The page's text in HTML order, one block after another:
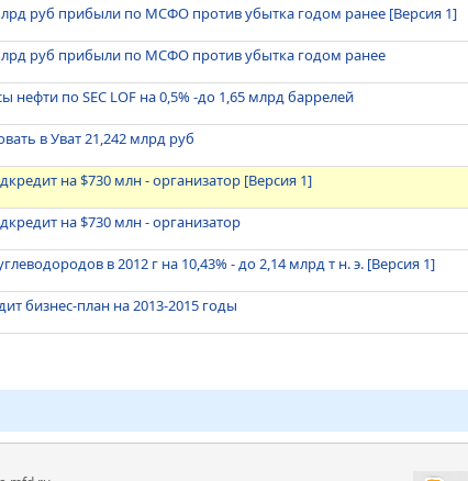
руб прибыли по МСФО против убытка годом ранее [Версия 1]
руб прибыли по МСФО против убытка годом ранее
нефти по SEC LOF на 0,5% -до 1,65 млрд баррелей
в Уват 21,242 млрд руб
на $730 млн - организатор [Версия 1]
на $730 млн - организатор
в 2012 г на 10,43% - до 2,14 млрд т н. э. [Версия 1]
бизнес-план на 2013-2015 годы